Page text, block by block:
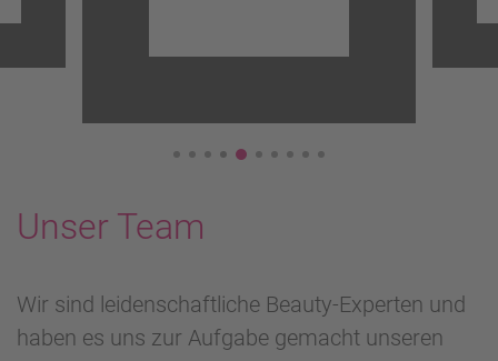
Unser Team
Wir sind leidenschaftliche Beauty-Experten und
haben es uns zur Aufgabe gemacht unseren